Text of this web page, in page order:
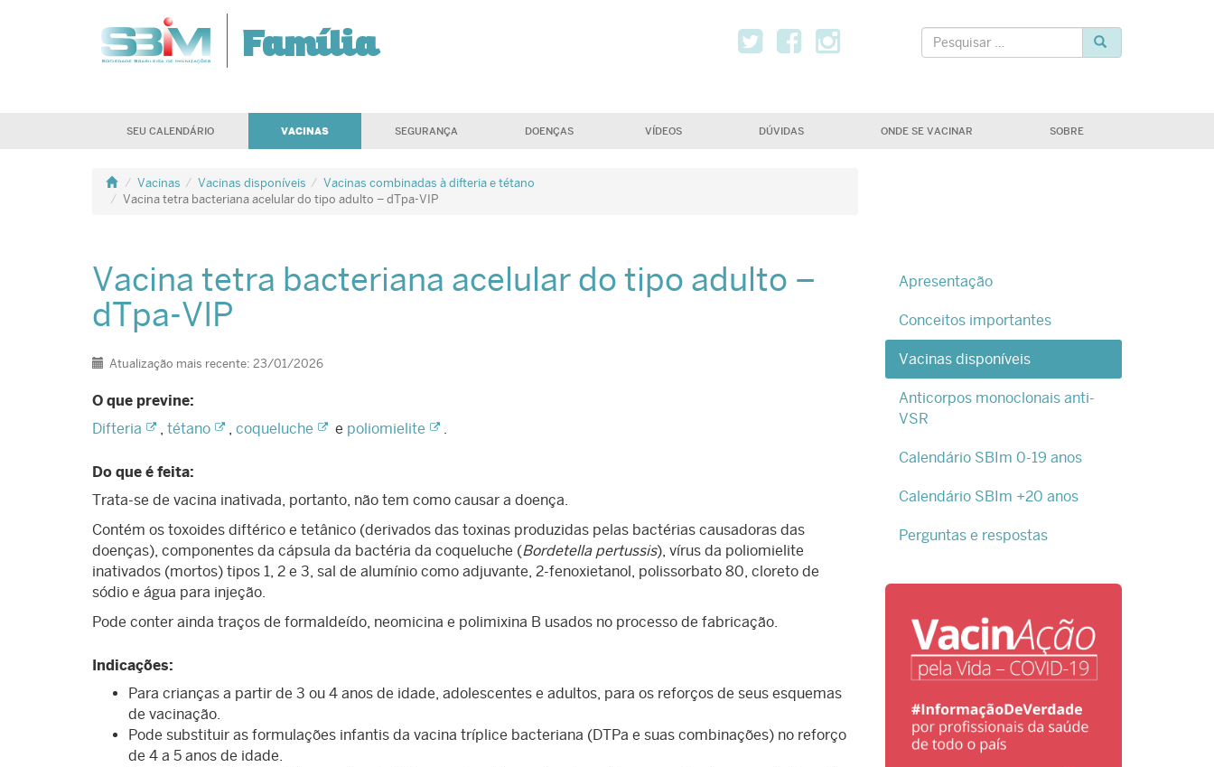
TwitterFacebook
InstagramPesquisar
Família
SEU CALENDÁRIO VACINAS SEGURANÇA DOENÇAS VÍDEOS DÚVIDAS ONDE SE VACINAR SOBRE
Vacinas Vacinas disponíveis
Vacinas combinadas à difteria e tétano
Vacina tetra bacteriana acelular do tipo adulto – dTpa-VIP
Vacina tetra bacteriana acelular do tipo adulto –
dTpa-VIP
Detalhes
Atualização mais recente: 23/01/2026
O que previne:
Difteria
, tétano , coqueluche e poliomielite .
Do que é feita:
Trata-se de vacina inativada, portanto, não tem como causar a doença.
Contém os toxoides diftérico e tetânico (derivados das toxinas produzidas pelas bactérias causadoras das
doenças), componentes da cápsula da bactéria da coqueluche (Bordetella pertussis), vírus da poliomielite
inativados (mortos) tipos 1, 2 e 3, sal de alumínio como adjuvante, 2-fenoxietanol, polissorbato 80, cloreto de
sódio e água para injeção.
Pode conter ainda traços de formaldeído, neomicina e polimixina B usados no processo de fabricação.
Indicações:
Para crianças a partir de 3 ou 4 anos de idade, adolescentes e adultos, para os reforços de seus esquemas
de vacinação.
Pode substituir as formulações infantis da vacina tríplice bacteriana (DTPa e suas combinações) no reforço
de 4 a 5 anos de idade.
Apresentação
Conceitos importantes
Vacinas disponíveis
Anticorpos monoclonais anti-
VSR
Calendário SBIm 0-19 anos
Calendário SBIm +20 anos
Perguntas e respostas